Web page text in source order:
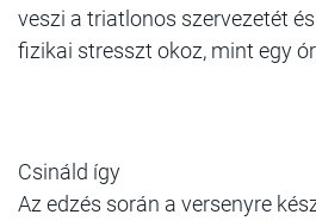
veszi a triatlonos szervezetét
fizikai stresszt okoz, mint egy
Csináld így
Az edzés során a versenyre